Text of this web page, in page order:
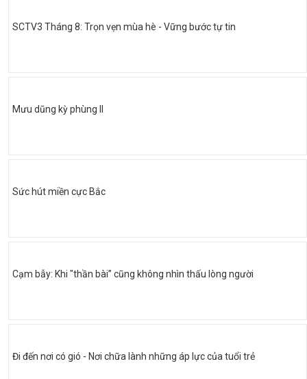
SCTV3 Tháng 8: Trọn vẹn mùa hè - Vững bước tự tin
Mưu dũng kỳ phùng II
Sức hút miền cực Bắc
Cạm bẫy: Khi "thần bài” cũng không nhìn thấu lòng người
Đi đến nơi có gió - Nơi chữa lành những áp lực của tuổi trẻ